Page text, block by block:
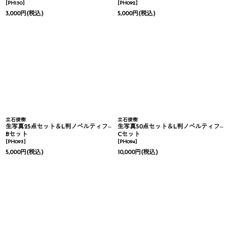
[PH130]
3,000円(税込)
[PH092]
5,000円(税込)
立石俊樹
生写真25点セット＆L判ノベルティフォト1枚
Bセット
[PH093]
5,000円(税込)
立石俊樹
生写真50点セット＆L判ノベルティフォト2枚
Cセット
[PH094]
10,000円(税込)